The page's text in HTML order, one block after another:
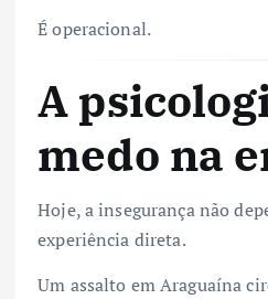
É operacional.
A
medo na
Hoje, a insegurança não
experiência direta.
Um assalto em Araguaína